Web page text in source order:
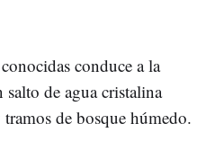
conduce a la
salto de agua cristalina
de bosque húmedo.